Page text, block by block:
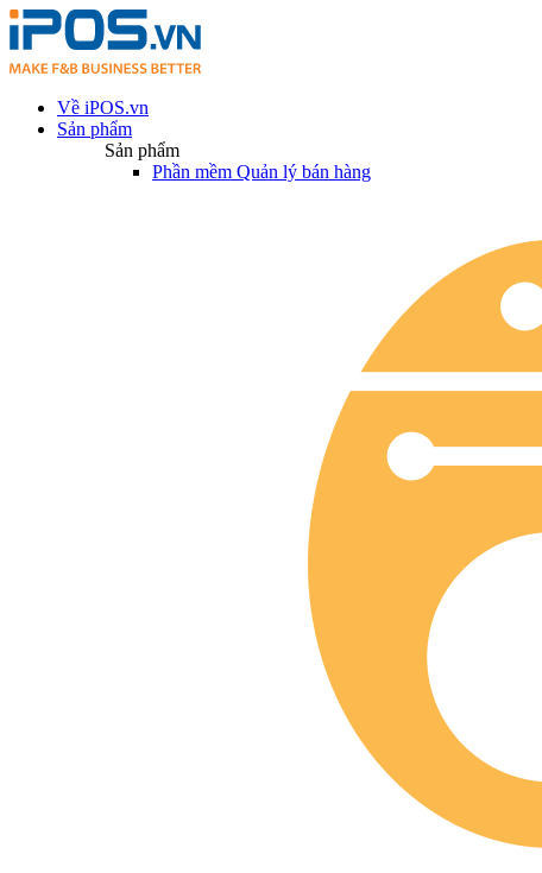
Về iPOS.vn
Sản phẩm
Sản phẩm
Phần mềm Quản lý bán hàng